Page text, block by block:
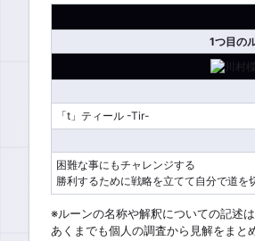
1つ目の
「t」ティール -Tir-
困難な事にもチャレンジする
勝利するために戦略を立てて自分で道を
※ルーンの名称や解釈についての記述
あくまでも個人の調査から見解をまと